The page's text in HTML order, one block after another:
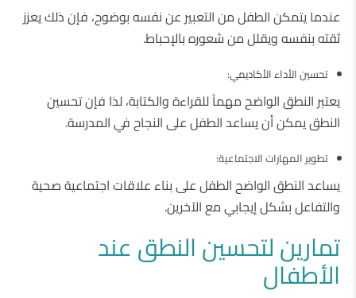
عندما يتمكن الطفل من التعبير عن نفسه بوضوح، فإن ذلك يعزز
ثقته بنفسه ويقلل من شعوره بالإحباط.
تحسين الأداء الأكاديمي:
يعتبر النطق الواضح مهماً للقراءة والكتابة، لذا فإن تحسين
النطق يمكن أن يساعد الطفل على النجاح في المدرسة.
تطوير المهارات الاجتماعية:
يساعد النطق الواضح الطفل على بناء علاقات اجتماعية صحية
والتفاعل بشكل إيجابي مع الآخرين.
تمارين لتحسين النطق عند
الأطفال